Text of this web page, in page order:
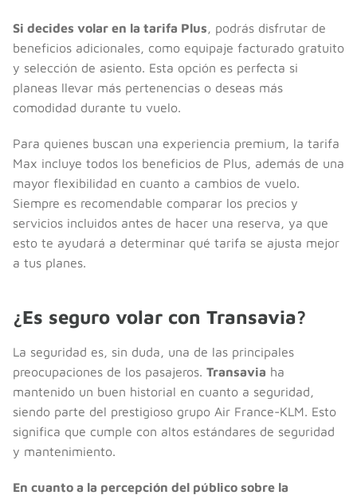
Si decides volar en la tarifa Plus, podrás disfrutar de
beneficios adicionales, como equipaje facturado gratuito
y selección de asiento. Esta opción es perfecta si
planeas llevar más pertenencias o deseas más
comodidad durante tu vuelo.
Para quienes buscan una experiencia premium, la tarifa
Max incluye todos los beneficios de Plus, además de una
mayor flexibilidad en cuanto a cambios de vuelo.
Siempre es recomendable comparar los precios y
servicios incluidos antes de hacer una reserva, ya que
esto te ayudará a determinar qué tarifa se ajusta mejor
a tus planes.
¿Es seguro volar con Transavia?
La seguridad es, sin duda, una de las principales
preocupaciones de los pasajeros. Transavia ha
mantenido un buen historial en cuanto a seguridad,
siendo parte del prestigioso grupo Air France-KLM. Esto
significa que cumple con altos estándares de seguridad
y mantenimiento.
En cuanto a la percepción del público sobre la